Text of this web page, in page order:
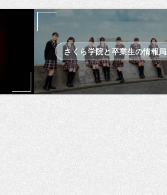
さくら学院と卒業生の情報局